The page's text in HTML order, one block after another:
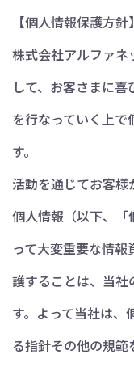
【個人情報保護方針】
株式会社アルファ
して、お客さまに
を行なっていく上
す。
活動を通じてお客
個人情報（以下、「
って大変重要な情
護することは、当社
す。よって当社は、
る指針その他の規